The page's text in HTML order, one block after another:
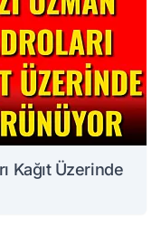
Kağıt Üzerinde